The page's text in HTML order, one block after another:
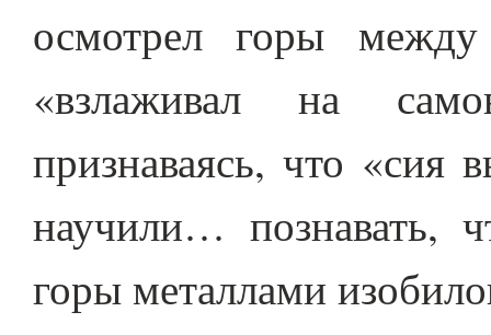
осмотрел горы
«взлаживал на
признаваясь, что «сия
научили… познавать,
горы металлами